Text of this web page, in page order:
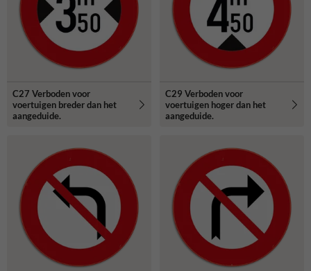
C27 Verboden voor
voertuigen breder dan het
aangeduide.
C29 Verboden voor
voertuigen hoger dan het
aangeduide.